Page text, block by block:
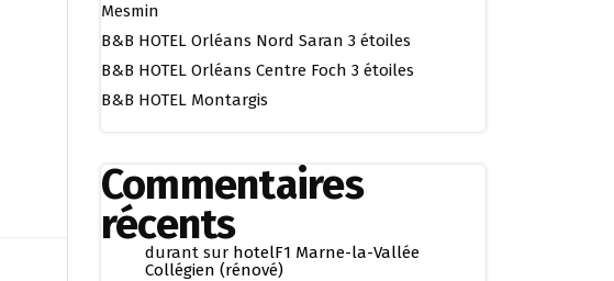
Mesmin
B&B HOTEL Orléans Nord Saran 3 étoiles
B&B HOTEL Orléans Centre Foch 3 étoiles
B&B HOTEL Montargis
Commentaires
récents
durant sur hotelF1 Marne-la-Vallée
Collégien (rénové)